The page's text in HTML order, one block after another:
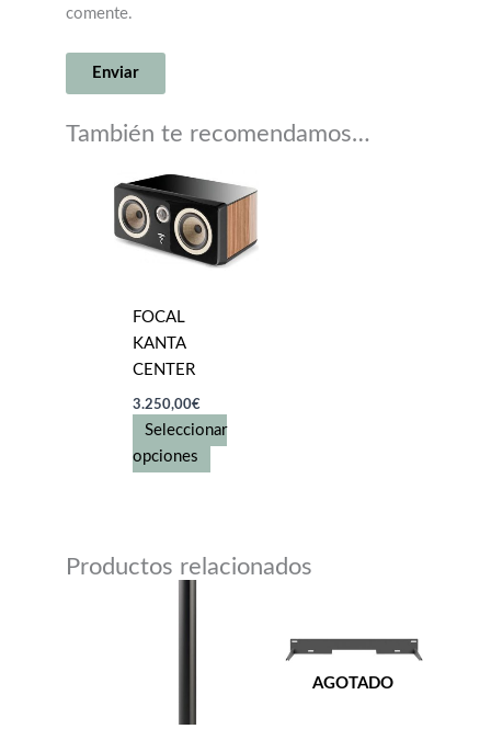
comente.
También te recomendamos…
FOCAL
KANTA
CENTER
3.250,00€
Seleccionar
opciones
variantes.
Productos relacionados
AGOTADO